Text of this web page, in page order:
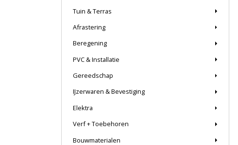
Tuin & Terras
Afrastering
Beregening
PVC & Installatie
Gereedschap
IJzerwaren & Bevestiging
Elektra
Verf + Toebehoren
Bouwmaterialen